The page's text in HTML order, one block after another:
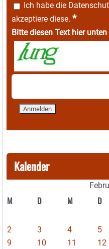
Ich habe die
akzeptiere diese. *
Bitte diesen Text hier
Kalender
M D M D
2
3 4 5
9
10 11 12